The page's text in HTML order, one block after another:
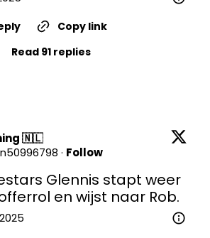
Copy link
Read 91 replies
🇳🇱
· Follow
Glennis stapt weer
en wijst naar Rob.